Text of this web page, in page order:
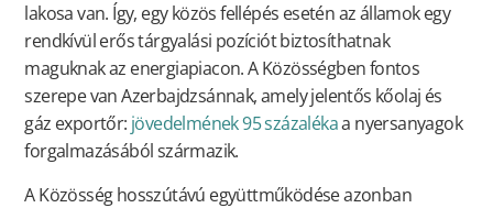
lakosa van. Így, egy közös fellépés esetén az államok egy
rendkívül erős tárgyalási pozíciót biztosíthatnak
maguknak az energiapiacon. A Közösségben fontos
szerepe van Azerbajdzsánnak, amely jelentős kőolaj és
gáz exportőr: jövedelmének 95 százalékaa nyersanyagok
forgalmazásából származik.
A Közösség hosszútávú együttműködése azonban